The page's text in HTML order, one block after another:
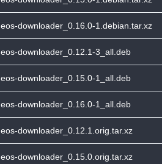
eos-downloader_0.16.0-1.debian.tar.xz
eos-downloader_0.12.1-3_all.deb
eos-downloader_0.15.0-1_all.deb
eos-downloader_0.16.0-1_all.deb
eos-downloader_0.12.1.orig.tar.xz
eos-downloader_0.15.0.orig.tar.xz